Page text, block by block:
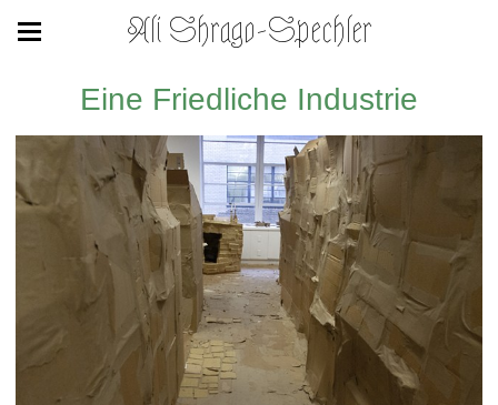
Ali Shrago-Spechler
Eine Friedliche Industrie